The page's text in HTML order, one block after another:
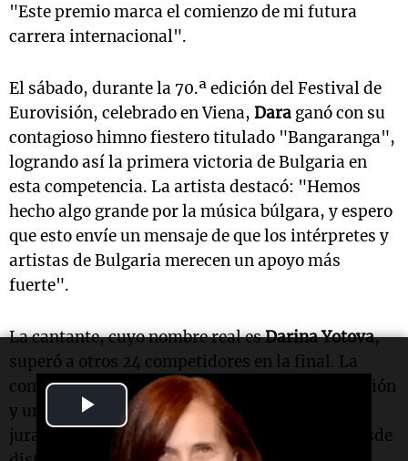
Play
Video
"Este premio marca el comienzo de mi futura
carrera internacional".
El sábado, durante la 70.ª edición del Festival de
Eurovisión, celebrado en Viena, Dara ganó con su
contagioso himno fiestero titulado "Bangaranga",
logrando así la primera victoria de Bulgaria en
esta competencia. La artista destacó: "Hemos
hecho algo grande por la música búlgara, y espero
que esto envíe un mensaje de que los intérpretes y
artistas de Bulgaria merecen un apoyo más
fuerte".
La cantante, cuyo nombre real esDarina Yotova,
superó a otros 24 competidores en la final. La
combinación de los ritmos vibrantes de su canción
y una coreografía precisa cautivó tanto a los
jurados como a los televidentes que votaron desde